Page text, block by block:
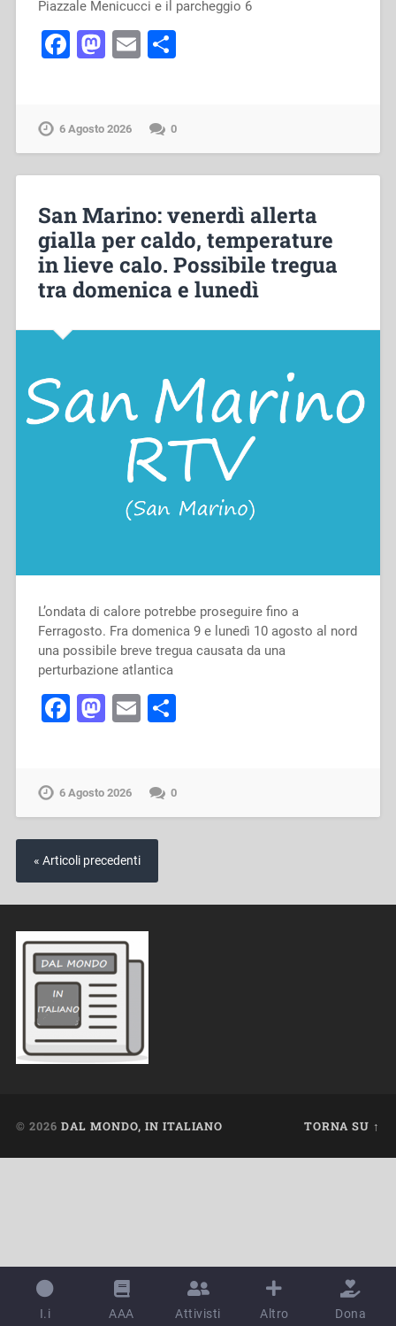
Piazzale Menicucci e il parcheggio 6
Facebook
Mastodon
EmailCondividi
6 Agosto 2026 0
San Marino: venerdì allerta
gialla per caldo, temperature
in lieve calo. Possibile tregua
tra domenica e lunedì
L’ondata di calore potrebbe proseguire fino a
Ferragosto. Fra domenica 9 e lunedì 10 agosto al nord
una possibile breve tregua causata da una
perturbazione atlantica
Facebook
Mastodon
Email
6 Agosto 2026 0
« Articoli precedenti
© 2026 DAL MONDO, IN ITALIANO TORNA SU ↑
I.i AAA Attivisti Altro Dona